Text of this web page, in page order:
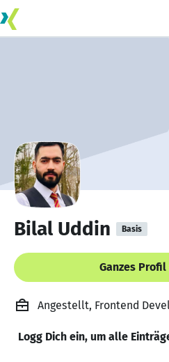
Bilal Uddin Basis
Ganzes
Angestellt, Frontend
Logg Dich ein, um alle